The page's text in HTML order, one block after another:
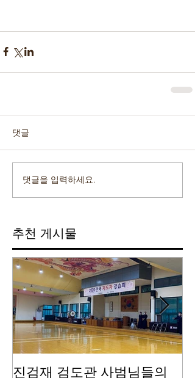
댓글
댓글을 입력하세요.
추천 게시물
진검재 검도관 사범님들의